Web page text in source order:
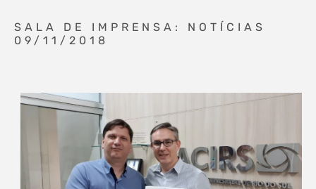
SALA DE IMPRENSA: NOTÍCIAS
09/11/2018